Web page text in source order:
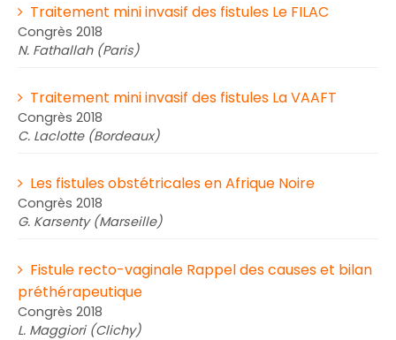
Traitement mini invasif des fistules Le FILAC
Congrès 2018
N. Fathallah (Paris)
Traitement mini invasif des fistules La VAAFT
Congrès 2018
C. Laclotte (Bordeaux)
Les fistules obstétricales en Afrique Noire
Congrès 2018
G. Karsenty (Marseille)
Fistule recto-vaginale Rappel des causes et bilan
préthérapeutique
Congrès 2018
L. Maggiori (Clichy)